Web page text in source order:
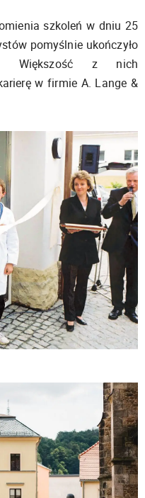
szkoleń w dniu 25
pomyślnie ukończyło
Większość z nich
w firmie A. Lange &